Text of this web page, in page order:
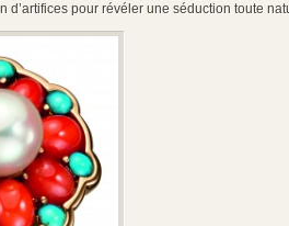
d’artifices pour révéler une séduction toute